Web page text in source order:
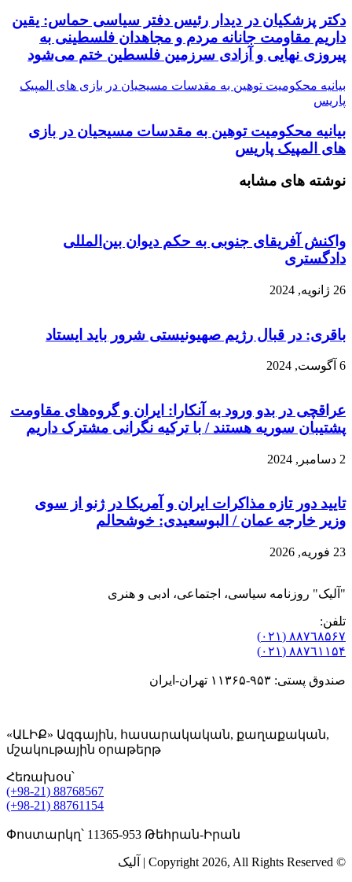
دکتر پزشکیان در دیدار رئیس دفتر سیاسی حماس: یقین
داریم مقاومت جانانه مردم و مجاهدان فلسطینی به
پیروزی نهایی و آزادی سرزمین فلسطین ختم می‌شود
بیانیه محکومیت توهین به مقدسات مسیحیان در بازی های المپیک
پاریس
بیانیه محکومیت توهین به مقدسات مسیحیان در بازی
های المپیک پاریس
نوشته های مشابه
واکنش آفریقای جنوبی به حکم دیوان بین‌المللی
دادگستری
26 ژانویه, 2024
باقری: در قبال رژیم صهیونیستی شرور باید ایستاد
6 آگوست, 2024
عراقچی در بدو ورود به آنکارا: ایران ‌و گروه‌های مقاومت
پشتیبان سوریه هستند / با ترکیه نگرانی مشترک داریم
2 دسامبر, 2024
تایید دور تازه مذاکرات ایران و آمریکا در ژنو از سوی
وزیر خارجه عمان / البوسعیدی: خوشحالم
23 فوریه, 2026
"آلیک" روزنامه سیاسی، اجتماعی، ادبی و هنری
تلفن:
٨۸٧٦٨۵۶۷ (٠٢١)
٨۸٧٦۱۱۵۴ (٠٢١)
صندوق پستی: ۹۵۳-۱۱۳۶۵ تهران-ایران
«ԱԼԻՔ» Ազգային, հասարակական, քաղաքական,
մշակութային օրաթերթ
Հեռախօս՝
(+98-21) 88768567
(+98-21) 88761154
Փոստարկղ՝ 11365-953 Թեհրան-Իրան
© Copyright 2026, All Rights Reserved | آلیک